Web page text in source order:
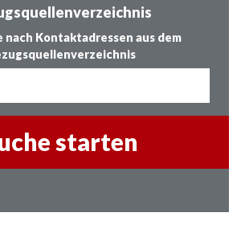
nach Kontaktadressen aus dem